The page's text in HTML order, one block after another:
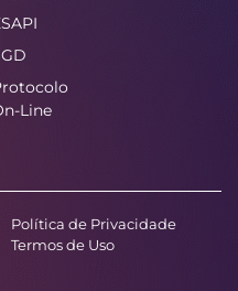
Line
Política de Privacidade
Termos de Uso